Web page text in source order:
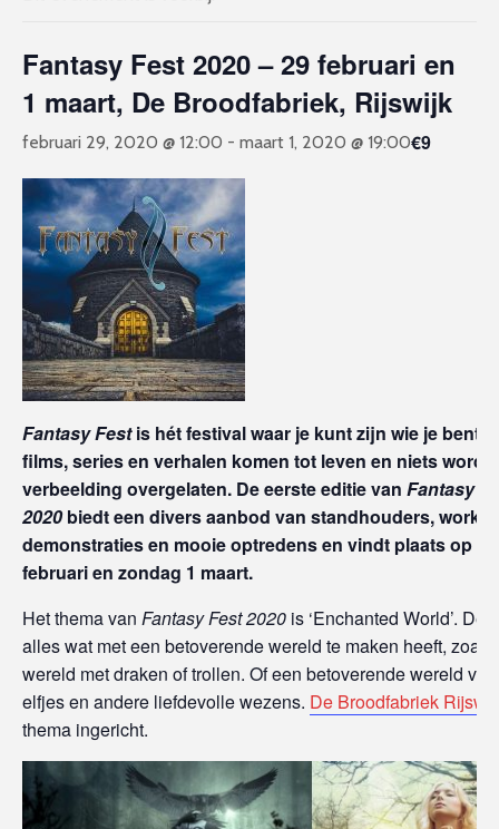
Fantasy Fest 2020 – 29 februari en
1 maart, De Broodfabriek, Rijswijk
februari 29, 2020 @ 12:00 - maart 1, 2020 @ 19:00€9
Fantasy Festis hét festival waar je kunt zijn wie je bent.
films, series en verhalen komen tot leven en niets wordt
verbeelding overgelaten. De eerste editie van Fantasy
2020biedt een divers aanbod van standhouders,
demonstraties en mooie optredens en vindt plaats op
februari en zondag 1 maart.
Het thema van Fantasy Fest 2020 is ‘Enchanted World’.
alles wat met een betoverende wereld te maken heeft,
wereld met draken of trollen. Of een betoverende wereld vol
elfjes en andere liefdevolle wezens. De Broodfabriek
thema ingericht.